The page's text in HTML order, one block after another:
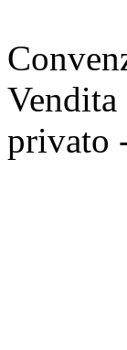
privato